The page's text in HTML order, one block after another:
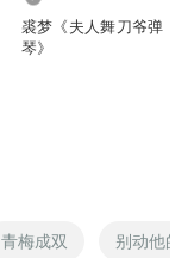
裘梦《夫人舞刀爷弹
琴》
青梅成双 别动他的